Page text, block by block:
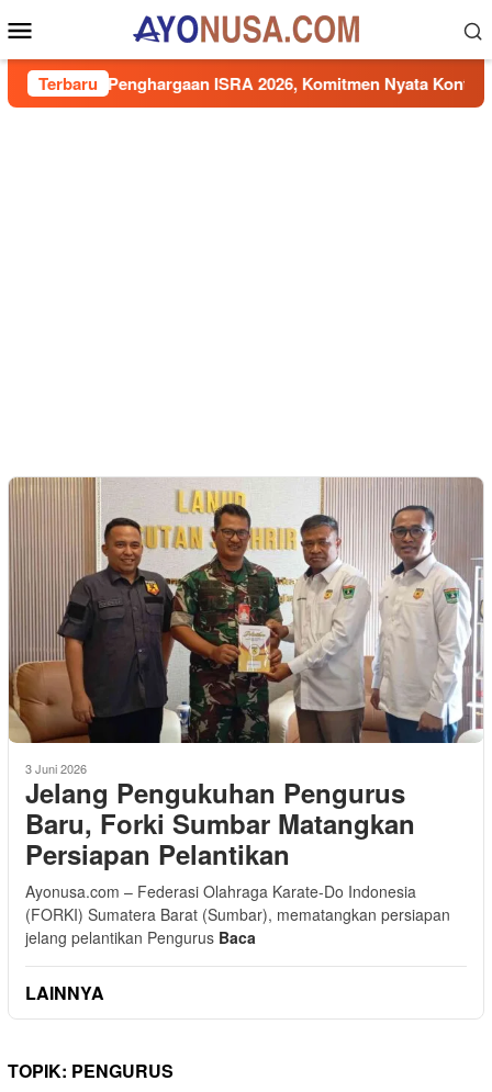
ke
kontenMobile
Terbaru
7 Penghargaan ISRA 2026, Komitmen Nyata Kontribusi
3 Juni 2026
Jelang Pengukuhan Pengurus
Baru, Forki Sumbar Matangkan
Persiapan Pelantikan
Ayonusa.com – Federasi Olahraga Karate-Do Indonesia
(FORKI) Sumatera Barat (Sumbar), mematangkan persiapan
jelang pelantikan Pengurus Baca
LAINNYA
TOPIK: PENGURUS